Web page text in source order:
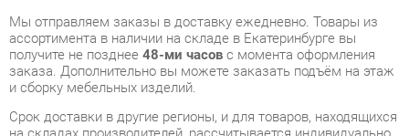
Срок доставки в другие регионы, и для товаров, находящихся
на складах производителей, рассчитывается индивидуально.
Уточнить наличие, срок и стоимость доставки вы можете
через формуобратной связи
В любой момент до передачи заказа в доставку, а также в
течение 7-ми дней после получения заказа вы можете
изменить выбор или принять решение об отказе от покупки.